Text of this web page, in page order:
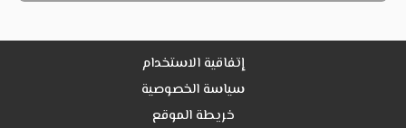
إتفاقية الاستخدام
سياسة الخصوصية
خريطة الموقع